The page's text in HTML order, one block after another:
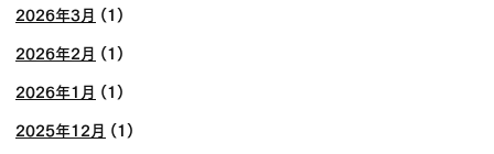
2026年3月 (1)
2026年2月 (1)
2026年1月 (1)
2025年12月 (1)